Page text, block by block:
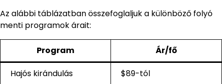
Az alábbi táblázatban összefoglaljuk a különböző folyó
menti programok árait:
Program Ár/fő
Hajós kirándulás
$89-tól